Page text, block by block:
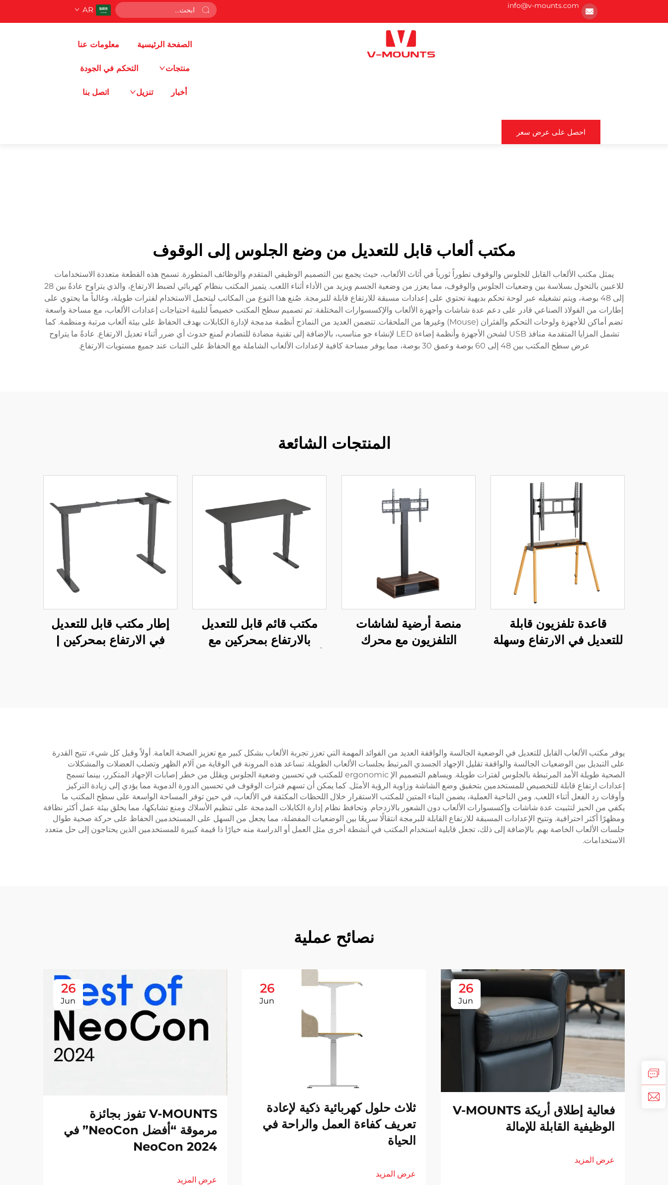
info@v-mounts.com
AR
الصفحة الرئيسية معلومات عنا
منتجات التحكم في الجودة
أخبار تنزيل اتصل بنا
احصل على عرض سعر
مكتب ألعاب قابل للتعديل من وضع الجلوس إلى الوقوف
يمثل مكتب الألعاب القابل للجلوس والوقوف تطوراً ثورياً في أثاث الألعاب، حيث يجمع بين التصميم الوظيفي المتقدم والوظائف المتطورة. تسمح هذه القطعة متعددة الاستخدامات
للاعبين بالتحول بسلاسة بين وضعيات الجلوس والوقوف، مما يعزز من وضعية الجسم ويزيد من الأداء أثناء اللعب. يتميز المكتب بنظام كهربائي لضبط الارتفاع، والذي يتراوح عادةً بين 28
إلى 48 بوصة، ويتم تشغيله عبر لوحة تحكم بديهية تحتوي على إعدادات مسبقة للارتفاع قابلة للبرمجة. صُنع هذا النوع من المكاتب ليتحمل الاستخدام لفترات طويلة، وغالباً ما يحتوي على
إطارات من الفولاذ الصناعي قادر على دعم عدة شاشات وأجهزة الألعاب والإكسسوارات المختلفة. تم تصميم سطح المكتب خصيصاً لتلبية احتياجات إعدادات الألعاب، مع مساحة واسعة
تضم أماكن للأجهزة ولوحات التحكم والفئران (Mouse) وغيرها من الملحقات. تتضمن العديد من النماذج أنظمة مدمجة لإدارة الكابلات بهدف الحفاظ على بيئة ألعاب مرتبة ومنظمة. كما
تشمل المزايا المتقدمة منافذ USB لشحن الأجهزة وأنظمة إضاءة LED لإنشاء جو مناسب، بالإضافة إلى تقنية مضادة للتصادم لمنع حدوث أي ضرر أثناء تعديل الارتفاع. عادةً ما يتراوح
عرض سطح المكتب بين 48 إلى 60 بوصة وعمق 30 بوصة، مما يوفر مساحة كافية لإعدادات الألعاب الشاملة مع الحفاظ على الثبات عند جميع مستويات الارتفاع.
المنتجات الشائعة
قاعدة تلفزيون قابلة
للتعديل في الارتفاع وسهلة
منصة أرضية لشاشات
التلفزيون مع محرك
مكتب قائم قابل للتعديل
بالارتفاع بمحركين مع
إطار مكتب قابل للتعديل
في الارتفاع بمحركين |
يوفر مكتب الألعاب القابل للتعديل في الوضعية الجالسة والواقفة العديد من الفوائد المهمة التي تعزز تجربة الألعاب بشكل كبير مع تعزيز الصحة العامة. أولاً وقبل كل شيء، تتيح القدرة
على التبديل بين الوضعيات الجالسة والواقفة تقليل الإجهاد الجسدي المرتبط بجلسات الألعاب الطويلة. تساعد هذه المرونة في الوقاية من آلام الظهر وتصلب العضلات والمشكلات
الصحية طويلة الأمد المرتبطة بالجلوس لفترات طويلة. ويساهم التصميم الإ ergonomic للمكتب في تحسين وضعية الجلوس ويقلل من خطر إصابات الإجهاد المتكرر، بينما تسمح
إعدادات ارتفاع قابلة للتخصيص للمستخدمين بتحقيق وضع الشاشة وزاوية الرؤية الأمثل. كما يمكن أن تسهم فترات الوقوف في تحسين الدورة الدموية مما يؤدي إلى زيادة التركيز
وأوقات رد الفعل أثناء اللعب. ومن الناحية العملية، يضمن البناء المتين للمكتب الاستقرار خلال اللحظات المكثفة في الألعاب، في حين توفر المساحة الواسعة على سطح المكتب ما
يكفي من الحيز لتثبيت عدة شاشات وإكسسوارات الألعاب دون الشعور بالازدحام. وتحافظ نظام إدارة الكابلات المدمجة على تنظيم الأسلاك ومنع تشابكها، مما يخلق بيئة عمل أكثر نظافة
ومظهرًا أكثر احترافية. وتتيح الإعدادات المسبقة للارتفاع القابلة للبرمجة انتقالًا سريعًا بين الوضعيات المفضلة، مما يجعل من السهل على المستخدمين الحفاظ على حركة صحية طوال
جلسات الألعاب الخاصة بهم. بالإضافة إلى ذلك، تجعل قابلية استخدام المكتب في أنشطة أخرى مثل العمل أو الدراسة منه خيارًا ذا قيمة كبيرة للمستخدمين الذين يحتاجون إلى حل متعدد
الاستخدامات.
نصائح عملية
26
Jun
فعالية إطلاق أريكة V-MOUNTS
الوظيفية القابلة للإمالة
عرض المزيد
26
Jun
ثلاث حلول كهربائية ذكية لإعادة
تعريف كفاءة العمل والراحة في
الحياة
عرض المزيد
26
Jun
V-MOUNTS تفوز بجائزة
مرموقة “أفضل NeoCon” في
NeoCon 2024
عرض المزيد